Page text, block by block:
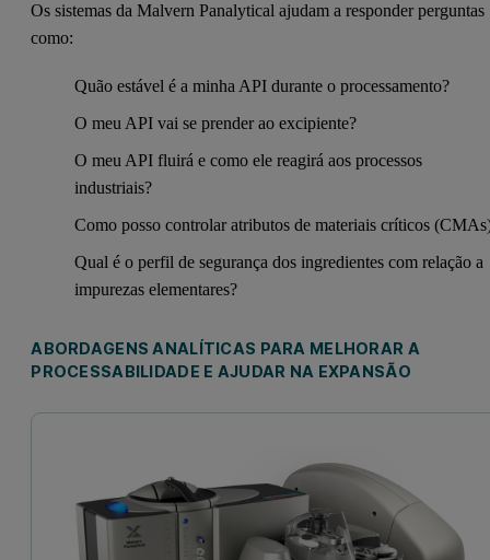
Os sistemas da Malvern Panalytical ajudam a responder perguntas
como:
Quão estável é a minha API durante o processamento?
O meu API vai se prender ao excipiente?
O meu API fluirá e como ele reagirá aos processos
industriais?
Como posso controlar atributos de materiais críticos
Qual é o perfil de segurança dos ingredientes com relação a
impurezas elementares?
ABORDAGENS ANALÍTICAS PARA MELHORAR A
PROCESSABILIDADE E AJUDAR NA EXPANSÃO